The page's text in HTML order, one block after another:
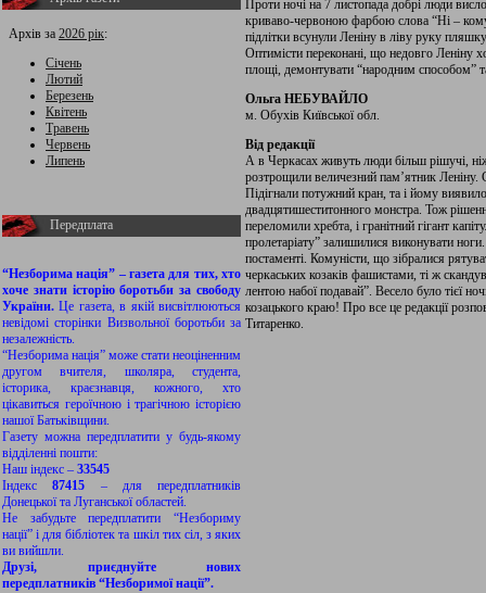
Архів за 2026 рік:
Січень
Лютий
Березень
Квітень
Травень
Червень
Липень
Передплата
“Незборима нація” – газета для тих, хто
хоче знати історію боротьби за свободу
України.Це газета, в якій висвітлюються
невідомі сторінки Визвольної боротьби за
незалежність.
“Незборима нація” може стати неоціненним
другом вчителя, школяра, студента,
історика, краєзнавця, кожного, хто
цікавиться героїчною і трагічною історією
нашої Батьківщини.
Газету можна передплатити у будь-якому
відділенні пошти:
Наш індекс – 33545
Індекс87415 – для передплатників
Донецької та Луганської областей.
Не забудьте передплатити “Незбориму
нації” і для бібліотек та шкіл тих сіл, з яких
ви вийшли.
Друзі, приєднуйте нових
передплатників “Незборимої нації”.
Проти ночі на 7 листопада добрі люди
криваво-червоною фарбою слова “Ні –
підлітки всунули Леніну в ліву руку
Оптимісти переконані, що недовго Леніну
площі, демонтувати “народним способом”
Ольга НЕБУВАЙЛО
м. Обухів Київської обл.
Від редакції
А в Черкасах живуть люди більш рішучі,
розтрощили величезний пам’ятник Леніну.
Підігнали потужний кран, та і йому
двадцятишеститонного монстра. Тож
переломили хребта, і гранітний гігант
пролетаріату” залишилися виконувати
постаменті. Комуністи, що зібралися
черкаських козаків фашистами, ті ж
лентою набої подавай”. Весело було тієї
козацького краю! Про все це редакції
Титаренко.